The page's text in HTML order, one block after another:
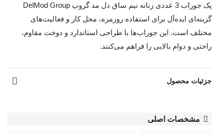
پک جوراب 3 عددی زنانه نیم ساق دل مد گروپ DelMod Group
گزینه‌ای ایده‌آل برای استفاده روزمره، محل کار و فعالیت‌های
مختلف است. این جوراب‌ها با طراحی استاندارد و دوخت مقاوم،
راحتی و دوام بالایی را فراهم می‌کنند.
جزئیات محصول
مشخصات اصلی